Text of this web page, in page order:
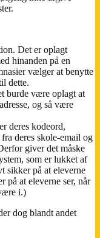
Det er oplagt
hinanden på en
vælger at benytte
dette.
burde være oplagt at
og så være
deres kodeord,
fra deres skole-email og
giver det måske
som er lukket af
sikker på at eleverne
på at eleverne ser, når
i.)
dog blandt andet